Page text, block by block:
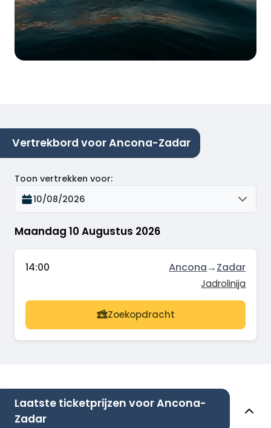
Vertrekbord voor Ancona-Zadar
Maandag 10 Augustus 2026
Toon vertrekken voor:
10/08/2026
14:00 Ancona→Zadar
Jadrolinija
Zoekopdracht
Laatste ticketprijzen voor Ancona-
Zadar